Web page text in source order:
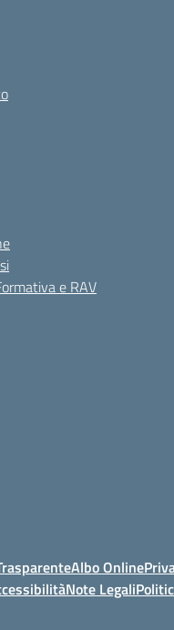
e RAV
Albo Online
Note Legali